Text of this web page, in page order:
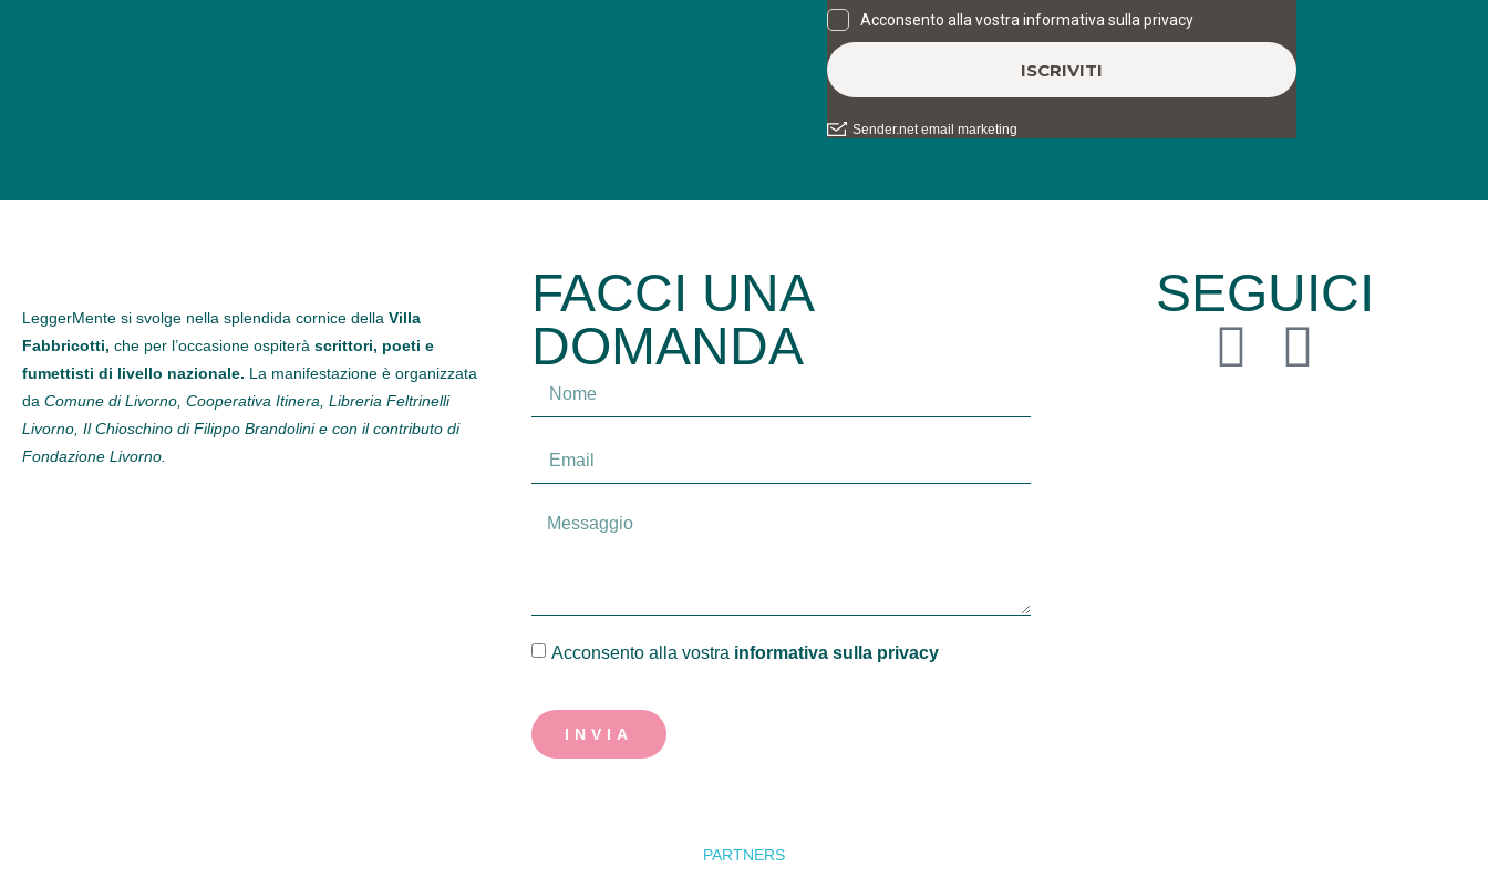
LeggerMente si svolge nella splendida cornice della Villa
Fabbricotti, che per l’occasione ospiterà scrittori, poeti e
fumettisti di livello nazionale. La manifestazione è organizzata
da Comune di Livorno, Cooperativa Itinera, Libreria Feltrinelli
Livorno, Il Chioschino di Filippo Brandolini e con il contributo di
Fondazione Livorno.
FACCI UNA
DOMANDA
Acconsento alla vostra informativa sulla privacy
INVIA
SEGUICI
PARTNERS